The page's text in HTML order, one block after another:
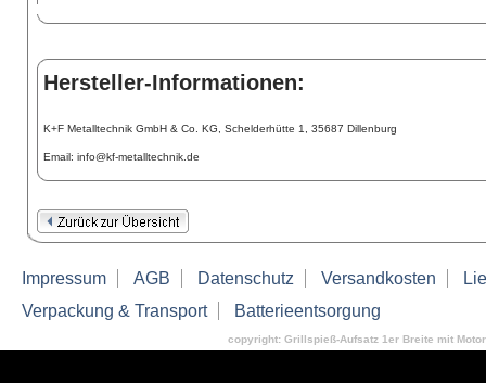
Hersteller-Informationen:
K+F Metalltechnik GmbH & Co. KG, Schelderhütte 1, 35687 Dillenburg
Email: info@kf-metalltechnik.de
Impressum AGB Datenschutz Versandkosten
Verpackung & Transport
Batterieentsorgung
copyright: Grillspieß-Aufsatz 1er Breite mit